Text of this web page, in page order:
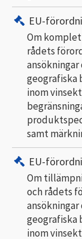
EU-
Om
rådets
inom
samt
EU-
Om
och rådets
inom